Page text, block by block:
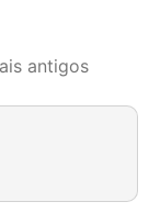
antigos